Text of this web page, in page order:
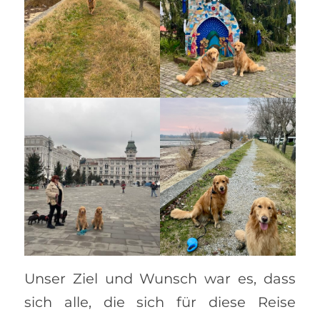
Unser Ziel und Wunsch war es, dass
sich alle, die sich für diese Reise